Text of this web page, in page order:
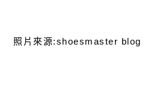
照片來源:shoesmaster blog